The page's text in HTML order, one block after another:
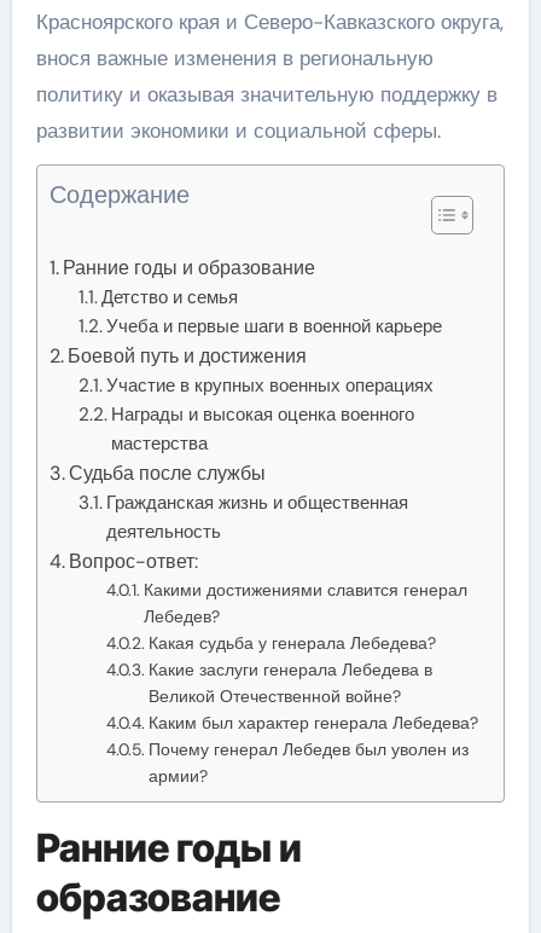
Красноярского края и Северо-Кавказского округа,
внося важные изменения в региональную
политику и оказывая значительную поддержку в
развитии экономики и социальной сферы.
Содержание
Ранние годы и образование
Детство и семья
Учеба и первые шаги в военной карьере
Боевой путь и достижения
Участие в крупных военных операциях
Награды и высокая оценка военного
мастерства
Судьба после службы
Гражданская жизнь и общественная
деятельность
Вопрос-ответ:
Какими достижениями славится генерал
Лебедев?
Какая судьба у генерала Лебедева?
Какие заслуги генерала Лебедева в
Великой Отечественной войне?
Каким был характер генерала Лебедева?
Почему генерал Лебедев был уволен из
армии?
Ранние годы и
образование